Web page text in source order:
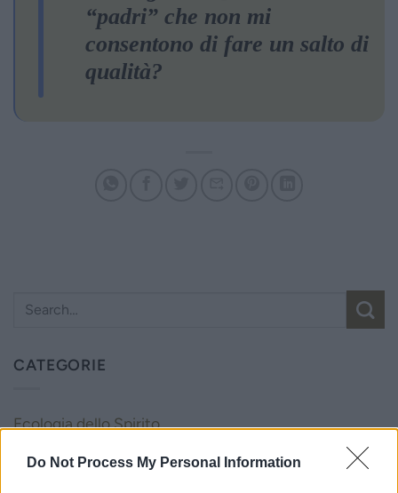
Do Not Process My Personal Information
CATEGORIE
Ecologia dello Spirito
Novità dall'Associazione
“padri” che non mi
consentono di fare un salto di
qualità?